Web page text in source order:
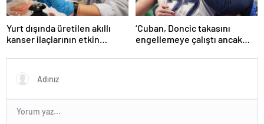
Yurt dışında üretilen akıllı
kanser ilaçlarının etkin
geliştirildi | Sağlık Haberleri
‘Cuban, Doncic takasını
engellemeye çalıştı ancak
Haberleri